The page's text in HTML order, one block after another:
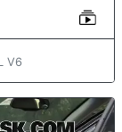
V6